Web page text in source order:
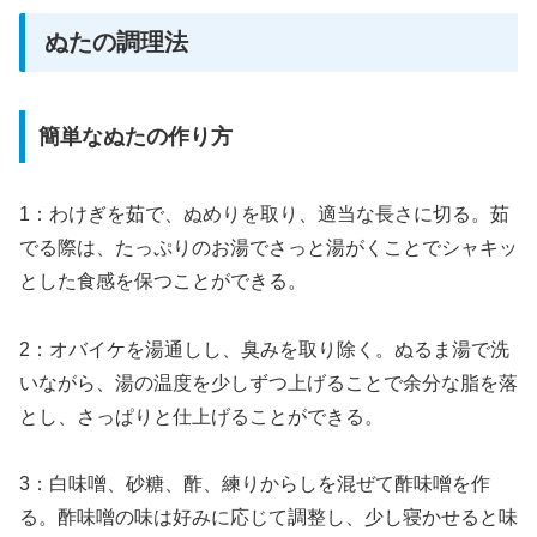
ぬたの調理法
簡単なぬたの作り方
1：わけぎを茹で、ぬめりを取り、適当な長さに切る。茹
でる際は、たっぷりのお湯でさっと湯がくことでシャキッ
とした食感を保つことができる。
2：オバイケを湯通しし、臭みを取り除く。ぬるま湯で洗
いながら、湯の温度を少しずつ上げることで余分な脂を落
とし、さっぱりと仕上げることができる。
3：白味噌、砂糖、酢、練りからしを混ぜて酢味噌を作
る。酢味噌の味は好みに応じて調整し、少し寝かせると味